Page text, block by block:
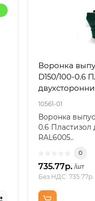
Воронка
D150/100-0.6
10561-01
Воронка
0.6 Пластизол
RAL6005..
0
735.77р. /шт
Без НДС: 735.77р.